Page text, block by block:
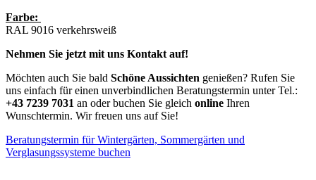
Farbe:
RAL 9016 verkehrsweiß
Nehmen Sie jetzt mit uns Kontakt auf!
Möchten auch Sie bald Schöne Aussichten genießen? Rufen Sie
uns einfach für einen unverbindlichen Beratungstermin unter Tel.:
+43 7239 7031 an oder buchen Sie gleich online Ihren
Wunschtermin. Wir freuen uns auf Sie!
Beratungstermin für Wintergärten, Sommergärten und
Verglasungssysteme buchen